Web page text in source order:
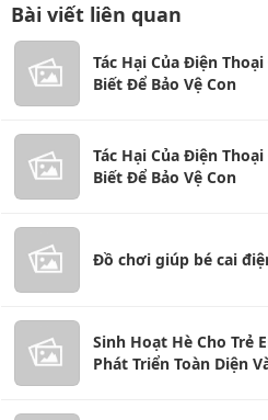
Bài viết liên quan
Tác Hại Của Điện
Biết Để Bảo Vệ Con
Tác Hại Của Điện
Biết Để Bảo Vệ Con
Đồ chơi giúp bé cai
Sinh Hoạt Hè Cho Trẻ
Phát Triển Toàn Diện